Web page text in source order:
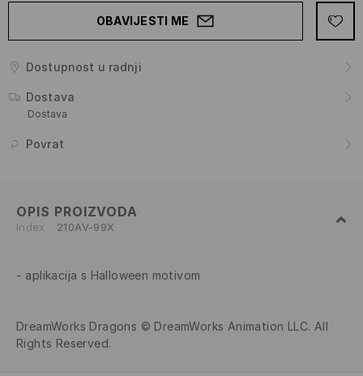
OBAVIJESTI ME
Dostupnost u radnji
Dostava
Dostava
Povrat
OPIS PROIZVODA
Index 210AV-99X
aplikacija s Halloween motivom
DreamWorks Dragons © DreamWorks Animation LLC. All
Rights Reserved.